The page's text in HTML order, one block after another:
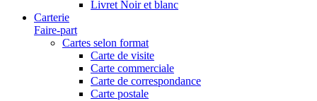
Livret Noir et blanc
Carterie
Faire-part
Cartes selon format
Carte de visite
Carte commerciale
Carte de correspondance
Carte postale